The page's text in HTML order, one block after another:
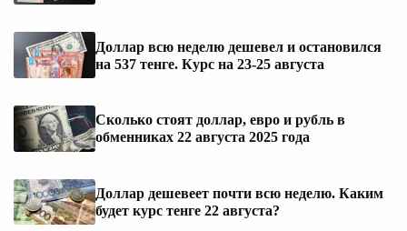
Доллар всю неделю дешевел и остановился
на 537 тенге. Курс на 23-25 августа
Сколько стоят доллар, евро и рубль в
обменниках 22 августа 2025 года
Доллар дешевеет почти всю неделю. Каким
будет курс тенге 22 августа?